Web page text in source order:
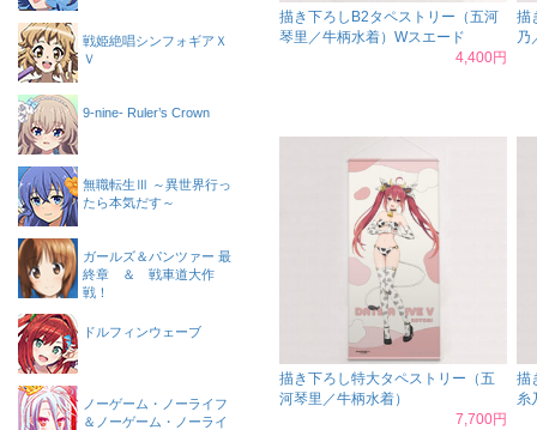
描き下ろしB2タペストリー（五河
琴里／牛柄水着）Wスエード
4,400円
描
乃
描き下ろし特大タペストリー（五
河琴里／牛柄水着）
7,700円
描
糸
戦姫絶唱シンフォギアＸ
Ｖ
9-nine- Ruler’s Crown
無職転生Ⅲ ～異世界行っ
たら本気だす～
ガールズ＆パンツァー 最
終章 ＆ 戦車道大作
戦！
ドルフィンウェーブ
ノーゲーム・ノーライフ
＆ノーゲーム・ノーライ